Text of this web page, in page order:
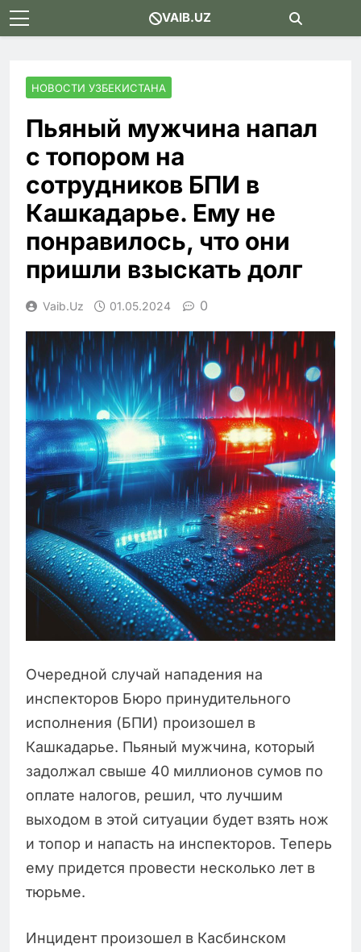
Skip
to
VAIB.UZ
НОВОСТИ УЗБЕКИСТАНА
Пьяный мужчина напал
с топором на
сотрудников БПИ в
Кашкадарье. Ему не
понравилось, что они
пришли взыскать долг
Vaib.uz 01.05.2024 0
Очередной случай нападения на
инспекторов Бюро принудительного
исполнения (БПИ) произошел в
Кашкадарье. Пьяный мужчина, который
задолжал свыше 40 миллионов сумов по
оплате налогов, решил, что лучшим
выходом в этой ситуации будет взять нож
и топор и напасть на инспекторов. Теперь
ему придется провести несколько лет в
тюрьме.
Инцидент произошел в Касбинском